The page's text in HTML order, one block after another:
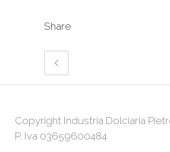
Share
Copyright Industria Dolciaria
P. Iva 03659600484